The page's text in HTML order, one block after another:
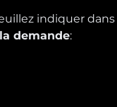
indiquer
demande: